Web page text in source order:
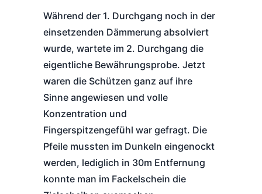
Während der 1. Durchgang noch in der
einsetzenden Dämmerung absolviert
wurde, wartete im 2. Durchgang die
eigentliche Bewährungsprobe. Jetzt
waren die Schützen ganz auf ihre
Sinne angewiesen und volle
Konzentration und
Fingerspitzengefühl war gefragt. Die
Pfeile mussten im Dunkeln eingenockt
werden, lediglich in 30m Entfernung
konnte man im Fackelschein die